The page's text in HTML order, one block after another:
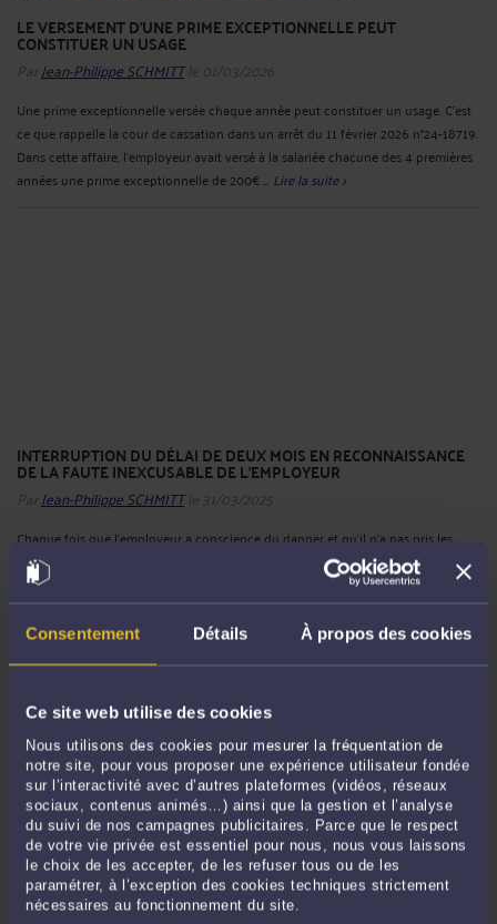
Consentement Détails À propos des cookies
Ce site web utilise des cookies
Nous utilisons des cookies pour mesurer la fréquentation de
notre site, pour vous proposer une expérience utilisateur fondée
sur l’interactivité avec d’autres plateformes (vidéos, réseaux
sociaux, contenus animés…) ainsi que la gestion et l’analyse
du suivi de nos campagnes publicitaires. Parce que le respect
de votre vie privée est essentiel pour nous, nous vous laissons
le choix de les accepter, de les refuser tous ou de les
paramétrer, à l’exception des cookies techniques strictement
nécessaires au fonctionnement du site.
LE VERSEMENT D'UNE PRIME EXCEPTIONNELLE PEUT
CONSTITUER UN USAGE
Par Jean-Philippe SCHMITTle 01/03/2026
Une prime exceptionnelle versée chaque année peut constituer un usage. C’est
ce que rappelle la cour de cassation dans un arrêt du 11 février 2026 n°24-18719.
Dans cette affaire, l’employeur avait versé à la salariée chacune des 4 premières
années une prime exceptionnelle de 200€ ... Lire la suite >
INTERRUPTION DU DÉLAI DE DEUX MOIS EN RECONNAISSANCE
DE LA FAUTE INEXCUSABLE DE L'EMPLOYEUR
Par Jean-Philippe SCHMITTle 31/03/2025
Chaque fois que l’employeur a conscience du danger et qu’il n’a pas pris les
mesures nécessaires pour en préserver son salarié d’un accident du travail ou
d’une maladie professionnelle, sa faute inexcusable peut être reconnue. Dans ce
cas, le salarié victime dispose d’un délai de ...Lire la suite >
OBJECTIFS TARDIFS OU IRRÉALISABLES : LA RÉMUNÉRATION
VARIABLE EST DUE